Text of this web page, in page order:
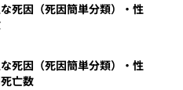
死因（死因簡単分類）・性
死因（死因簡単分類）・性
亡数